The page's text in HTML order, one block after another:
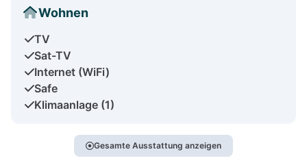
Wohnen
TV
Sat-TV
Internet (WiFi)
Safe
Klimaanlage (1)
Gesamte Ausstattung anzeigen